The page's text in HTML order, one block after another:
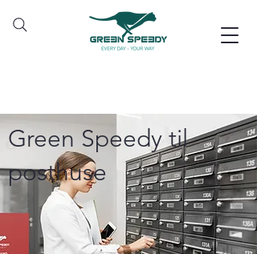
Green Speedy til
posthuse